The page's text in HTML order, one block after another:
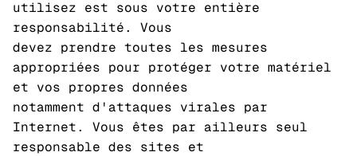
utilisez est sous votre entière
responsabilité. Vous
devez prendre toutes les mesures
appropriées pour protéger votre matériel
et vos propres données
notamment d'attaques virales par
Internet. Vous êtes par ailleurs seul
responsable des sites et